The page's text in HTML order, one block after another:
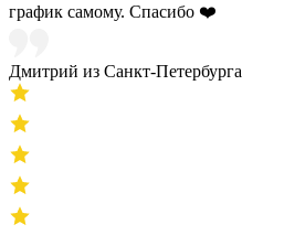
график самому. Спасибо ❤️
Дмитрий из Санкт-Петербурга